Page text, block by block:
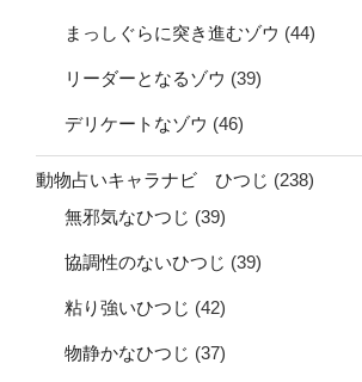
まっしぐらに突き進むゾウ (44)
リーダーとなるゾウ (39)
デリケートなゾウ (46)
動物占いキャラナビ ひつじ (238)
無邪気なひつじ (39)
協調性のないひつじ (39)
粘り強いひつじ (42)
物静かなひつじ (37)